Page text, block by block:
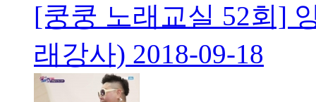
[쿵쿵 노래교실 52회]
래강사) 2018-09-18